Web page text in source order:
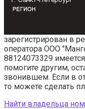
зарегистрирован в
оператора ООО
88124073329 имеется
помогите другим,
звонившем. Если в
то можете сделать
Найти владельца